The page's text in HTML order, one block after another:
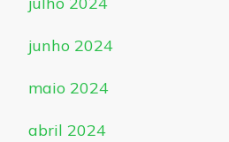
junho 2024
maio 2024
abril 2024